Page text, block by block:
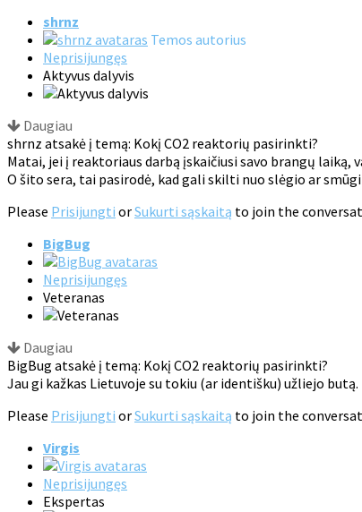
shrnz
Temos autorius
Neprisijungęs
Aktyvus dalyvis
Daugiau
shrnz atsakė į temą: Kokį CO2 reaktorių pasirinkti?
Matai, jei į reaktoriaus darbą įskaičiusi savo brangų
O šito sera, tai pasirodė, kad gali skilti nuo slėgio ar
Please Prisijungti orSukurti sąskaitą to join the
BigBug
Neprisijungęs
Veteranas
Daugiau
BigBug atsakė į temą: Kokį CO2 reaktorių pasirinkti?
Jau gi kažkas Lietuvoje su tokiu (ar identišku) užliejo butą.
Please Prisijungti orSukurti sąskaitą to join the
Virgis
Neprisijungęs
Ekspertas